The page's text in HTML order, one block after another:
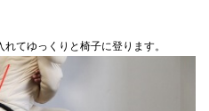
てゆっくりと椅子に登ります。